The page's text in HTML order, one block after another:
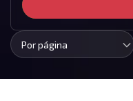
Por página